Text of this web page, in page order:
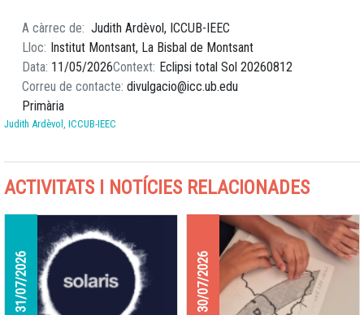
A càrrec de
Judith Ardèvol, ICCUB-IEEC
Lloc
Institut Montsant, La Bisbal de Montsant
Data 11/05/2026Context Eclipsi total Sol 20260812
Correu de contacte divulgacio@icc.ub.edu
Primària
Judith Ardèvol, ICCUB-IEEC
ACTIVITATS I NOTÍCIES RELACIONADES
31/07/2026 30/07/2026